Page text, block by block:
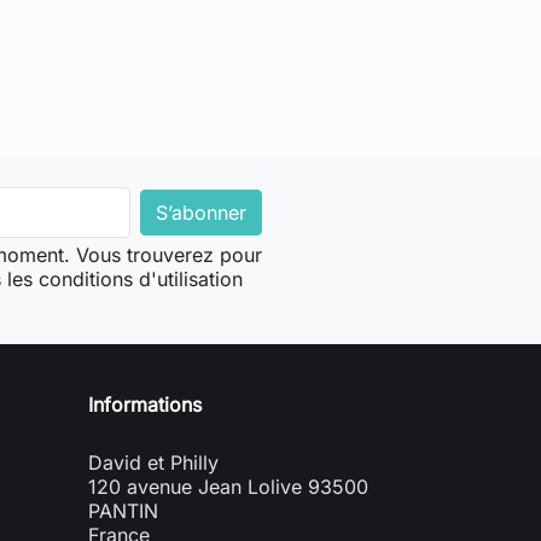
Vous trouverez pour
conditions d'utilisation
Informations
David et Philly
120 avenue Jean Lolive 93500
PANTIN
France